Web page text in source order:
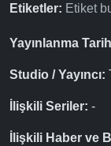
Etiketler: Etiket
Yayınlanma
Studio / Yayıncı:
İlişkili Seriler: -
İlişkili Haber ve